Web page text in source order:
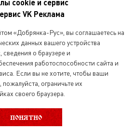
поварня» 2026
другое использование информации,
на сайте Dobryanka-rus.ru
с письменного разрешения ООО
«Русская поварня»
cookie и сервис
VK Реклама
«Добрянка-Рус», вы соглашаетесь на
данных вашего устройства
о браузере и
работоспособности сайта и
Если вы не хотите, чтобы ваши
ограничьте их
своего браузера.
ПОНЯТНО